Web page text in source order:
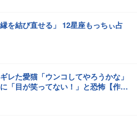
を結び直せる」 12星座もっちぃ占
レた愛猫「ウンコしてやろうかな」
「目が笑ってない！」と恐怖【作者